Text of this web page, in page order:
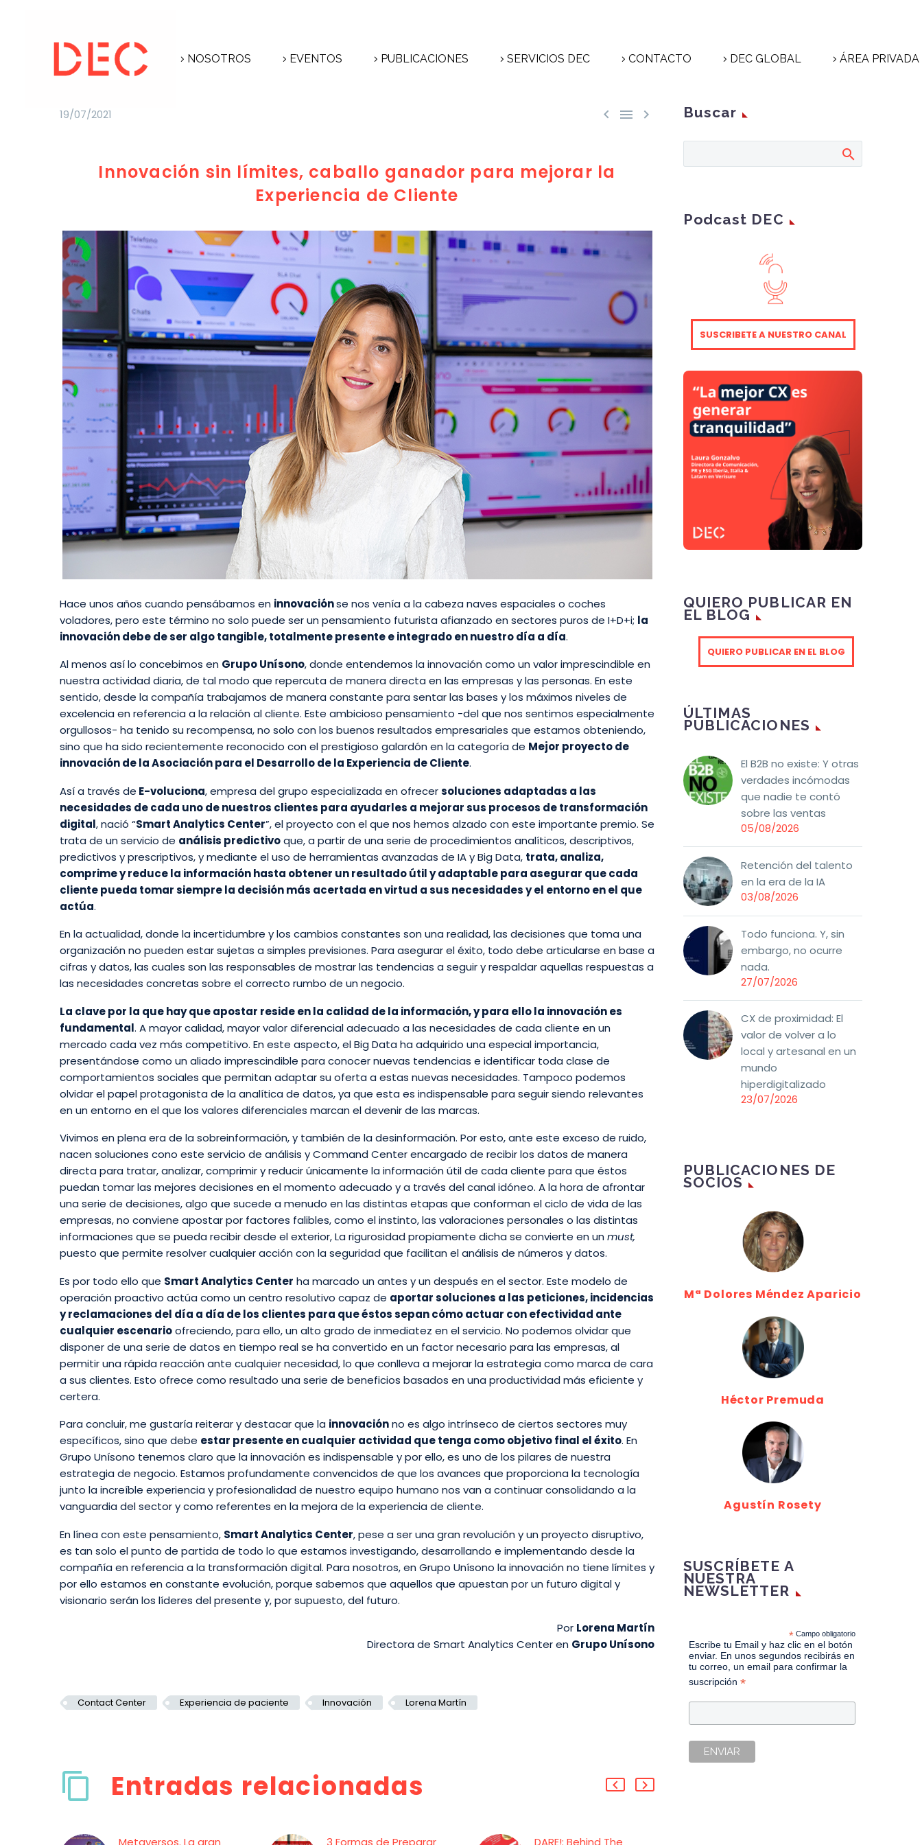
NOSOTROS EVENTOS PUBLICACIONES SERVICIOS DEC CONTACTO DEC GLOBAL ÁREA PRIVADA
  
19/07/2021
Innovación sin límites, caballo ganador para mejorar la
Experiencia de Cliente
Hace unos años cuando pensábamos en innovaciónse nos venía a la cabeza naves espaciales o coches
voladores, pero este término no solo puede ser un pensamiento futurista afianzado en sectores puros de I+D+i; la
innovación debe de ser algo tangible, totalmente presente e integrado en nuestro día a día.
Al menos así lo concebimos en Grupo Unísono, donde entendemos la innovación como un valor imprescindible en
nuestra actividad diaria, de tal modo que repercuta de manera directa en las empresas y las personas. En este
sentido, desde la compañía trabajamos de manera constante para sentar las bases y los máximos niveles de
excelencia en referencia a la relación al cliente. Este ambicioso pensamiento -del que nos sentimos especialmente
orgullosos- ha tenido su recompensa, no solo con los buenos resultados empresariales que estamos obteniendo,
sino que ha sido recientemente reconocido con el prestigioso galardón en la categoría de Mejor proyecto de
innovación de la Asociación para el Desarrollo de la Experiencia de Cliente.
Así a través de E-voluciona, empresa del grupo especializada en ofrecersoluciones adaptadas a las
necesidades de cada uno de nuestros clientes para ayudarles a mejorar sus procesos de transformación
digital, nació “Smart Analytics Center”, el proyecto con el que nos hemos alzado con este importante premio. Se
trata de un servicio de análisis predictivoque, a partir de una serie de procedimientos analíticos, descriptivos,
predictivos y prescriptivos, y mediante el uso de herramientas avanzadas de IA y Big Data, trata, analiza,
comprime y reduce la información hasta obtener un resultado útil y adaptable para asegurar que cada
cliente pueda tomar siempre la decisión más acertada en virtud a sus necesidades y el entorno en el que
actúa.
En la actualidad, donde la incertidumbre y los cambios constantes son una realidad, las decisiones que toma una
organización no pueden estar sujetas a simples previsiones. Para asegurar el éxito, todo debe articularse en base a
cifras y datos, las cuales son las responsables de mostrar las tendencias a seguir y respaldar aquellas respuestas a
las necesidades concretas sobre el correcto rumbo de un negocio.
La clave por la que hay que apostar reside en la calidad de la información, y para ello la innovación es
fundamental. A mayor calidad, mayor valor diferencial adecuado a las necesidades de cada cliente en un
mercado cada vez más competitivo. En este aspecto, el Big Data ha adquirido una especial importancia,
presentándose como un aliado imprescindible para conocer nuevas tendencias e identificar toda clase de
comportamientos sociales que permitan adaptar su oferta a estas nuevas necesidades. Tampoco podemos
olvidar el papel protagonista de la analítica de datos, ya que esta es indispensable para seguir siendo relevantes
en un entorno en el que los valores diferenciales marcan el devenir de las marcas.
Vivimos en plena era de la sobreinformación, y también de la desinformación. Por esto, ante este exceso de ruido,
nacen soluciones cono este servicio de análisis y Command Center encargado de recibir los datos de manera
directa para tratar, analizar, comprimir y reducir únicamente la información útil de cada cliente para que éstos
puedan tomar las mejores decisiones en el momento adecuado y a través del canal idóneo. A la hora de afrontar
una serie de decisiones, algo que sucede a menudo en las distintas etapas que conforman el ciclo de vida de las
empresas, no conviene apostar por factores falibles, como el instinto, las valoraciones personales o las distintas
informaciones que se pueda recibir desde el exterior, La rigurosidad propiamente dicha se convierte en un must,
puesto que permite resolver cualquier acción con la seguridad que facilitan el análisis de números y datos.
Es por todo ello que Smart Analytics Center ha marcado un antes y un después en el sector. Este modelo de
operación proactivo actúa como un centro resolutivo capaz de aportar soluciones a las peticiones, incidencias
y reclamaciones del día a día de los clientes para que éstos sepan cómo actuar con efectividad ante
cualquier escenarioofreciendo, para ello, un alto grado de inmediatez en el servicio. No podemos olvidar que
disponer de una serie de datos en tiempo real se ha convertido en un factor necesario para las empresas, al
permitir una rápida reacción ante cualquier necesidad, lo que conlleva a mejorar la estrategia como marca de cara
a sus clientes. Esto ofrece como resultado una serie de beneficios basados en una productividad más eficiente y
certera.
Para concluir, me gustaría reiterar y destacar que la innovaciónno es algo intrínseco de ciertos sectores muy
específicos, sino que debe estar presente en cualquier actividad que tenga como objetivo final el éxito. En
Grupo Unísono tenemos claro que la innovación es indispensable y por ello, es uno de los pilares de nuestra
estrategia de negocio. Estamos profundamente convencidos de que los avances que proporciona la tecnología
junto la increíble experiencia y profesionalidad de nuestro equipo humano nos van a continuar consolidando a la
vanguardia del sector y como referentes en la mejora de la experiencia de cliente.
En línea con este pensamiento, Smart Analytics Center, pese a ser una gran revolución y un proyecto disruptivo,
es tan solo el punto de partida de todo lo que estamos investigando, desarrollando e implementando desde la
compañía en referencia a la transformación digital. Para nosotros, en Grupo Unísono la innovación no tiene límites y
por ello estamos en constante evolución, porque sabemos que aquellos que apuestan por un futuro digital y
visionario serán los líderes del presente y, por supuesto, del futuro.
Por Lorena Martín
Directora de Smart Analytics Center en Grupo Unísono
Contact Center Experiencia de paciente Innovación Lorena Martín
Entradas relacionadas
Metaversos. La gran
3 Formas de Preparar
DARE!: Behind The
Buscar
Podcast DEC
SUSCRIBETE A NUESTRO CANAL
QUIERO PUBLICAR EN
EL BLOG
QUIERO PUBLICAR EN EL BLOG
ÚLTIMAS
PUBLICACIONES
El B2B no existe: Y otras
verdades incómodas
que nadie te contó
sobre las ventas
05/08/2026
Retención del talento
en la era de la IA
03/08/2026
Todo funciona. Y, sin
embargo, no ocurre
nada.
27/07/2026
CX de proximidad: El
valor de volver a lo
local y artesanal en un
mundo
hiperdigitalizado
23/07/2026
PUBLICACIONES DE
SOCIOS
Mª Dolores Méndez Aparicio
Héctor Premuda
Agustín Rosety
SUSCRÍBETE A
NUESTRA
NEWSLETTER
*Campo obligatorio
Escribe tu Email y haz clic en el botón
enviar. En unos segundos recibirás en
tu correo, un email para confirmar la
suscripción *